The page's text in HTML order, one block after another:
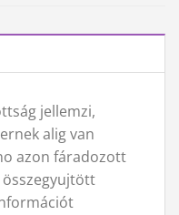
jellemzi,
alig van
azon fáradozott
összegyujtött